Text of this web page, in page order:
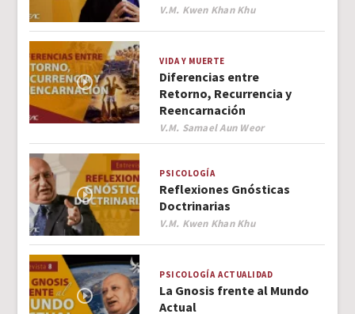
Author
V.M. Kwen Khan Khu
VIDA Y MUERTE
Diferencias entre
Retorno, Recurrencia y
Reencarnación
Author
V.M. Samael Aun Weor
PSICOLOGÍA
Reflexiones Gnósticas
Doctrinarias
Author
V.M. Kwen Khan Khu
PSICOLOGÍA ACTUALIDAD
La Gnosis frente al Mundo
Actual